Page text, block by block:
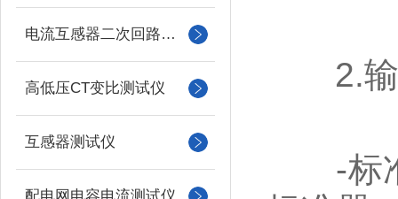
电流互感器二次回路负载测试仪
高低压CT变比测试仪
互感器测试仪
2.输
-标准